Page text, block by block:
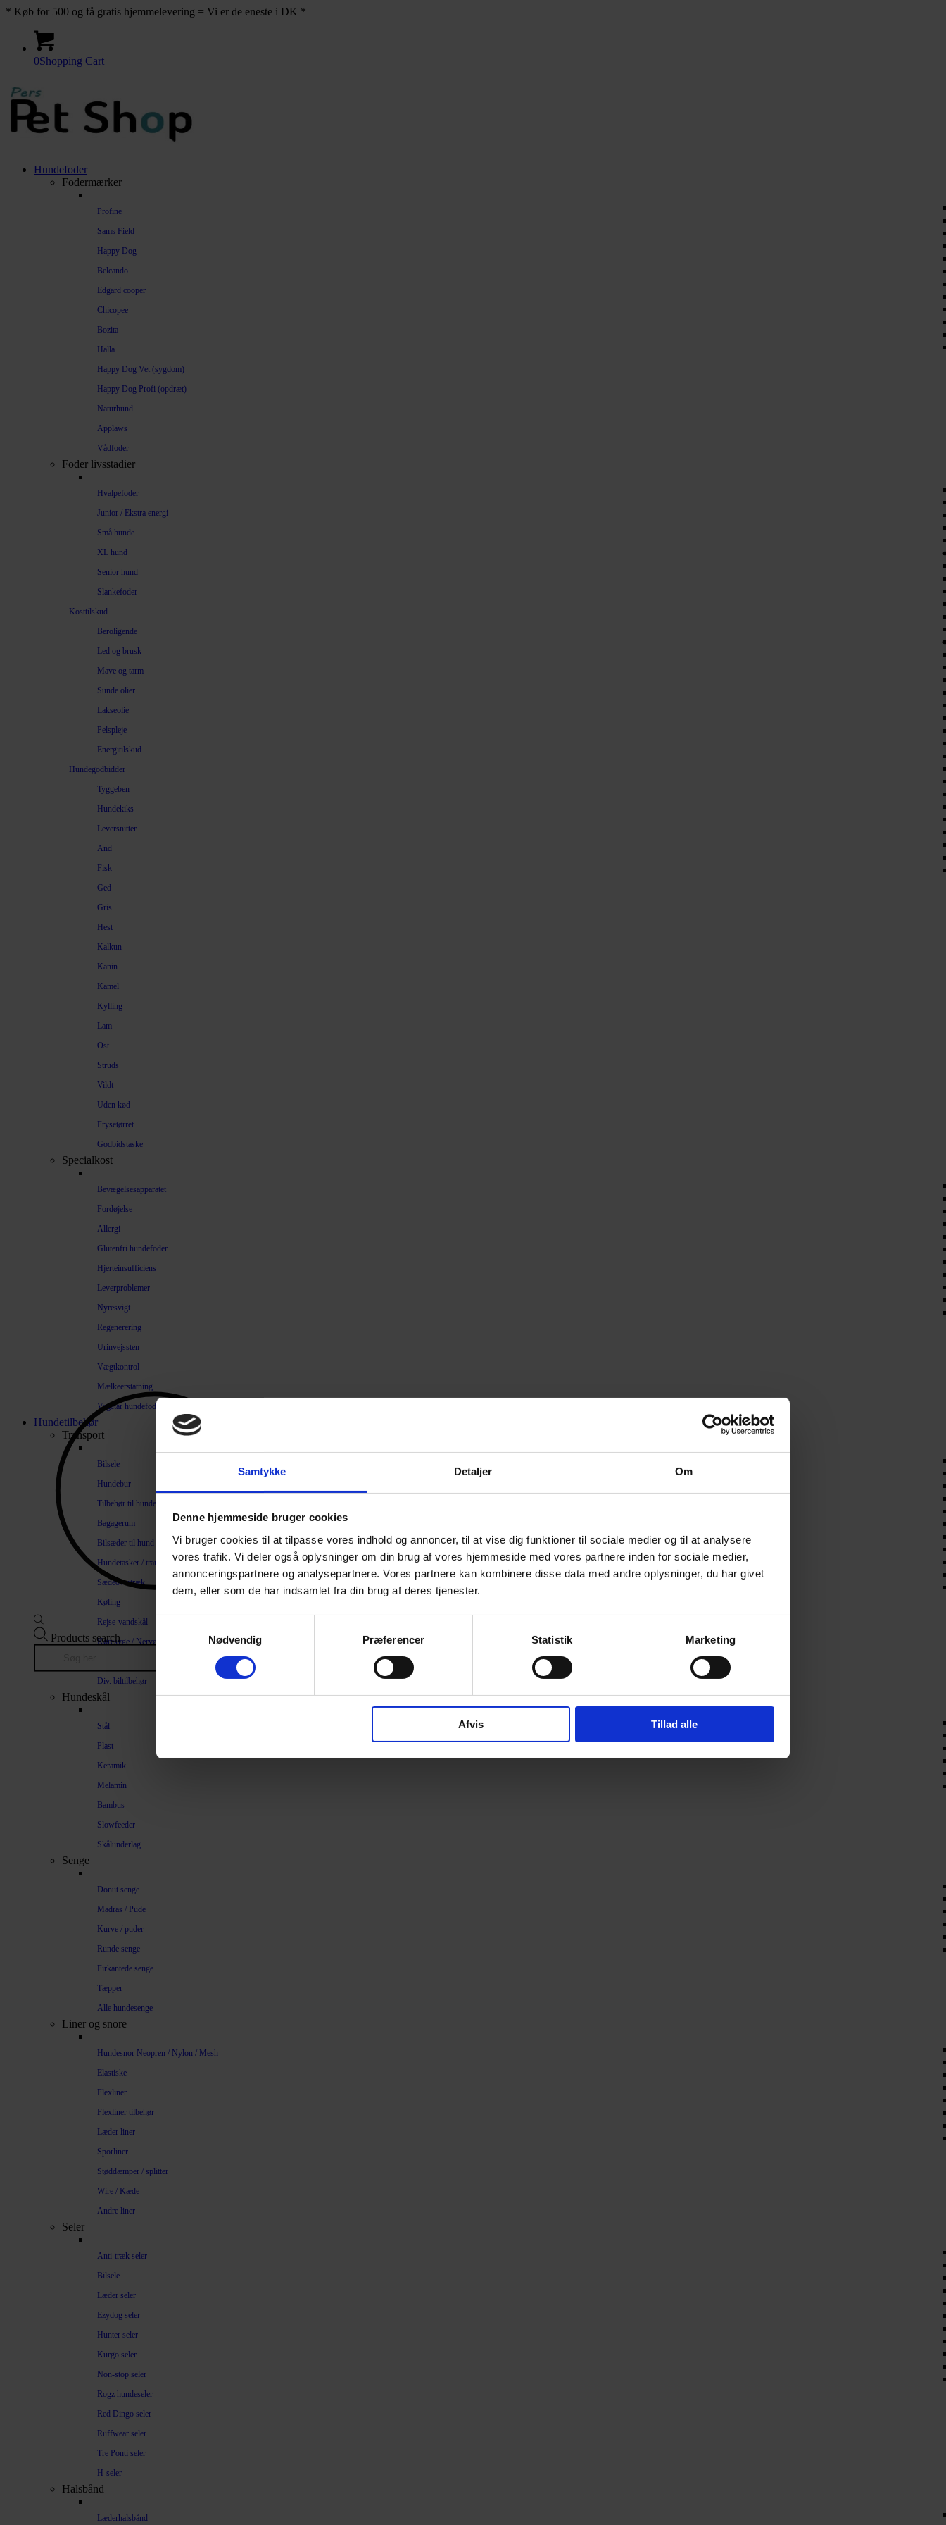
Samtykke Detaljer Om
Denne hjemmeside bruger cookies
Vi bruger cookies til at tilpasse vores indhold og annoncer, til at vise dig funktioner til sociale medier og til at analysere
vores trafik. Vi deler også oplysninger om din brug af vores hjemmeside med vores partnere inden for sociale medier,
annonceringspartnere og analysepartnere. Vores partnere kan kombinere disse data med andre oplysninger, du har givet
dem, eller som de har indsamlet fra din brug af deres tjenester.
Nødvendig
Præferencer Statistik Marketing
Afvis Tillad alle
* Køb for 500 og få gratis hjemmelevering = Vi er de eneste i DK *
0Shopping Cart
Hundefoder
Fodermærker
Profine
Sams Field
Happy Dog
Belcando
Edgard cooper
Chicopee
Bozita
Halla
Happy Dog Vet (sygdom)
Happy Dog Profi (opdræt)
Naturhund
Applaws
Vådfoder
Foder livsstadier
Hvalpefoder
Junior / Ekstra energi
Små hunde
XL hund
Senior hund
Slankefoder
Kosttilskud
Beroligende
Led og brusk
Mave og tarm
Sunde olier
Lakseolie
Pelspleje
Energitilskud
Hundegodbidder
Tyggeben
Hundekiks
Leversnitter
And
Fisk
Ged
Gris
Hest
Kalkun
Kanin
Kamel
Kylling
Lam
Ost
Struds
Vildt
Uden kød
Frysetørret
Godbidstaske
Specialkost
Bevægelsesapparatet
Fordøjelse
Allergi
Glutenfri hundefoder
Hjerteinsufficiens
Leverproblemer
Nyresvigt
Regenerering
Urinvejssten
Vægtkontrol
Mælkeerstatning
Vegetar hundefoder
Hundetilbehør
Transport
Bilsele
Hundebur
Tilbehør til hundebure
Bagagerum
Bilsæder til hund
Hundetasker / transportkasser
Sædeovertræk
Køling
Rejse-vandskål
Køresyge / Nervøsitet
Div. biltilbehør
Hundeskål
Stål
Plast
Keramik
Melamin
Bambus
Slowfeeder
Skålunderlag
Senge
Donut senge
Madras / Pude
Kurve / puder
Runde senge
Firkantede senge
Tæpper
Alle hundesenge
Liner og snore
Hundesnor Neopren / Nylon / Mesh
Elastiske
Flexliner
Flexliner tilbehør
Læder liner
Sporliner
Støddæmper / splitter
Wire / Kæde
Andre liner
Seler
Anti-træk seler
Bilsele
Læder seler
Ezydog seler
Hunter seler
Kurgo seler
Non-stop seler
Rogz hundeseler
Red Dingo seler
Ruffwear seler
Tre Ponti seler
H-seler
Halsbånd
Læderhalsbånd
Products search